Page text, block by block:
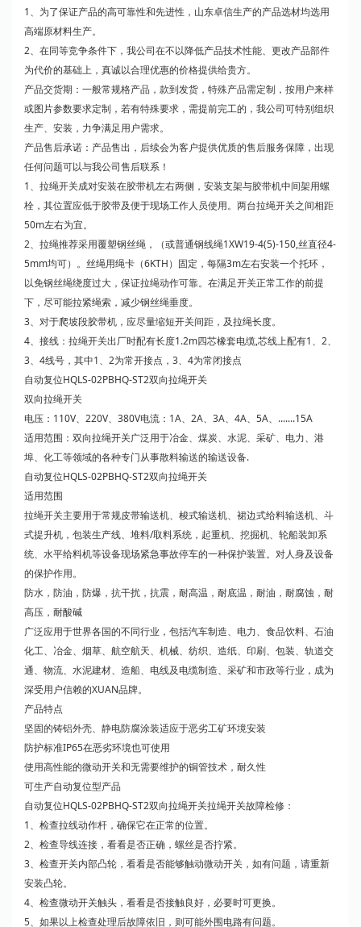
1、为了保证产品的高可靠性和先进性，山东卓信生产的产品选材均选用
高端原材料生产。
2、在同等竞争条件下，我公司在不以降低产品技术性能、更改产品部件
为代价的基础上，真诚以合理优惠的价格提供给贵方。
产品交货期：一般常规格产品，款到发货，特殊产品需定制，按用户来样
或图片参数要求定制，若有特殊要求，需提前完工的，我公司可特别组织
生产、安装，力争满足用户需求。
产品售后承诺：产品售出，后续会为客户提供优质的售后服务保障，出现
任何问题可以与我公司售后联系！
1、拉绳开关成对安装在胶带机左右两侧，安装支架与胶带机中间架用螺
栓，其位置应低于胶带及便于现场工作人员使用。两台拉绳开关之间相距
50m左右为宜。
2、拉绳推荐采用覆塑钢丝绳，（或普通钢线绳1XW19-4(5)-150,丝直径4-
5mm均可）。丝绳用绳卡（6KTH）固定，每隔3m左右安装一个托环，
以免钢丝绳绕度过大，保证拉绳动作可靠。在满足开关正常工作的前提
下，尽可能拉紧绳索，减少钢丝绳垂度。
3、对于爬坡段胶带机，应尽量缩短开关间距，及拉绳长度。
4、接线：拉绳开关出厂时配有长度1.2m四芯橡套电缆,芯线上配有1、2、
3、4线号，其中1、2为常开接点，3、4为常闭接点
自动复位HQLS-02PBHQ-ST2双向拉绳开关
双向拉绳开关
电压：110V、220V、380V电流：1A、2A、3A、4A、5A、.......15A
适用范围：双向拉绳开关广泛用于冶金、煤炭、水泥、采矿、电力、港
埠、化工等领域的各种专门从事散料输送的输送设备.
自动复位HQLS-02PBHQ-ST2双向拉绳开关
适用范围
拉绳开关主要用于常规皮带输送机、梭式输送机、裙边式给料输送机、斗
式提升机，包装生产线、堆料/取料系统，起重机、挖掘机、轮船装卸系
统、水平给料机等设备现场紧急事故停车的一种保护装置。对人身及设备
的保护作用。
防水，防油，防爆，抗干扰，抗震，耐高温，耐底温，耐油，耐腐蚀，耐
高压，耐酸碱
广泛应用于世界各国的不同行业，包括汽车制造、电力、食品饮料、石油
化工、冶金、烟草、航空航天、机械、纺织、造纸、印刷、包装、轨道交
通、物流、水泥建材、造船、电线及电缆制造、采矿和市政等行业，成为
深受用户信赖的XUAN品牌。
产品特点
坚固的铸铝外壳、静电防腐涂装适应于恶劣工矿环境安装
防护标准IP65在恶劣环境也可使用
使用高性能的微动开关和无需要维护的铜管技术，耐久性
可生产自动复位型产品
自动复位HQLS-02PBHQ-ST2双向拉绳开关拉绳开关故障检修：
1、检查拉线动作杆，确保它在正常的位置。
2、检查导线连接，看看是否正确，螺丝是否拧紧。
3、检查开关内部凸轮，看看是否能够触动微动开关，如有问题，请重新
安装凸轮。
4、检查微动开关触头，看看是否接触良好，必要时可更换。
5、如果以上检查处理后故障依旧，则可能外围电路有问题。